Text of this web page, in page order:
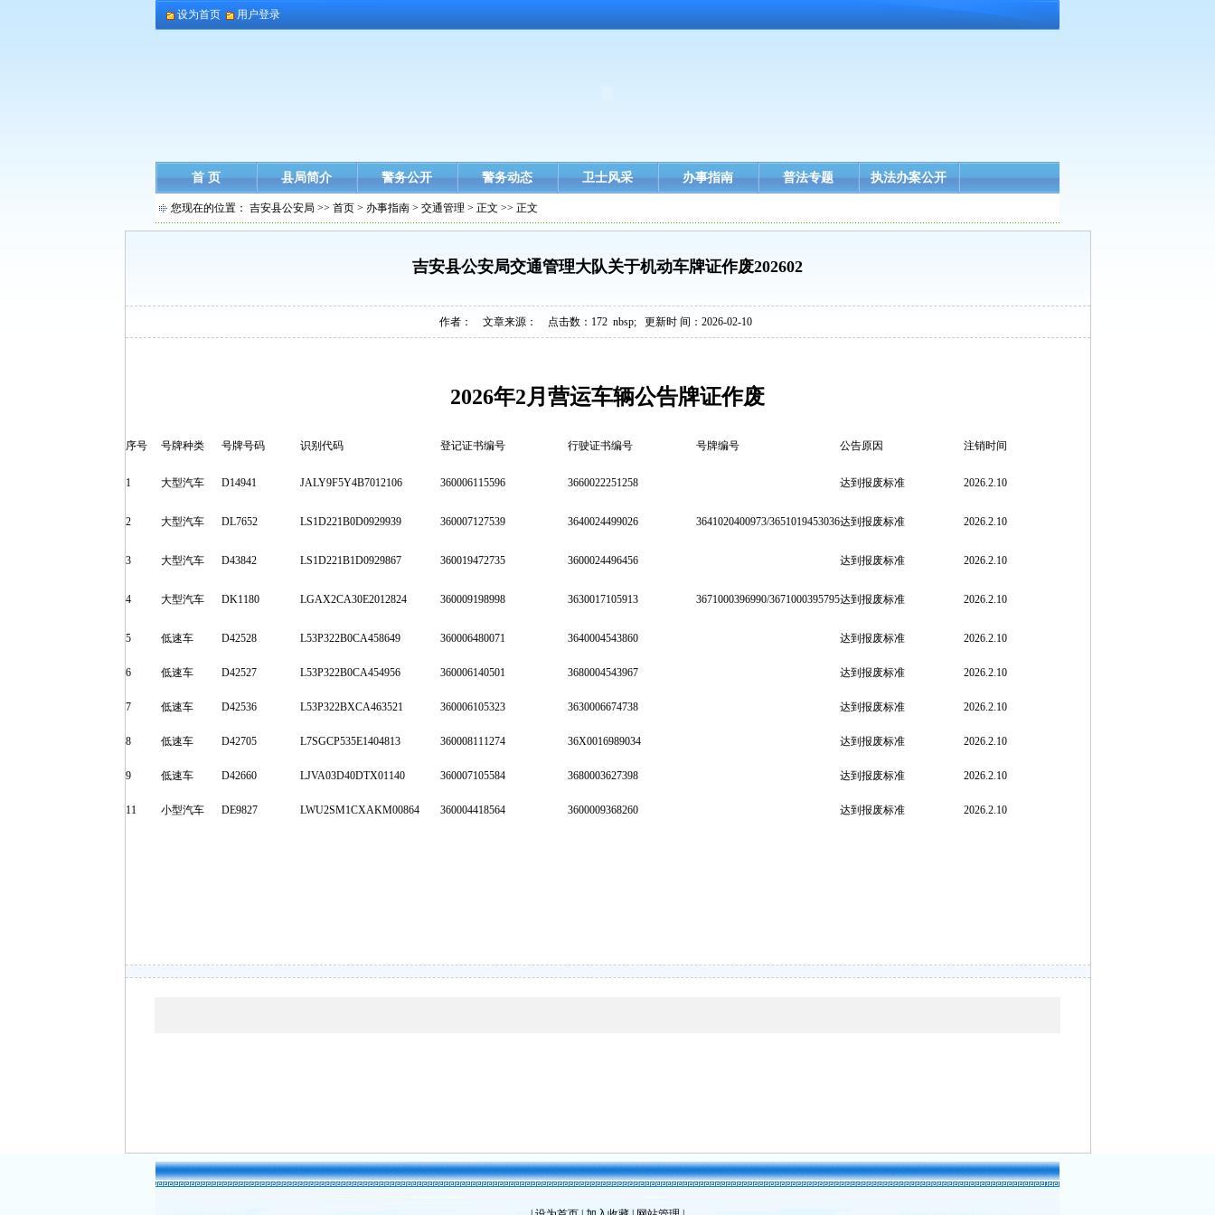
设为首页 用户登录
首 页 县局简介 警务公开 警务动态 卫士风采 办事指南 普法专题 执法办案公开
您现在的位置： 吉安县公安局 >> 首页 > 办事指南 > 交通管理 > 正文 >> 正文
吉安县公安局交通管理大队关于机动车牌证作废202602
作者： 文章来源： 点击数： 172 nbsp; 更新时 间：2026-02-10
2026年2月营运车辆公告牌证作废
序号 号牌种类 号牌号码 识别代码 登记证书编号 行驶证书编号 号牌编号 公告原因 注销时间
1 大型汽车 D14941 JALY9F5Y4B7012106 360006115596 3660022251258 达到报废标准 2026.2.10
2 大型汽车 DL7652 LS1D221B0D0929939 360007127539 3640024499026 3641020400973/3651019453036达到报废标准 2026.2.10
3 大型汽车 D43842 LS1D221B1D0929867 360019472735 3600024496456 达到报废标准 2026.2.10
4 大型汽车 DK1180 LGAX2CA30E2012824 360009198998 3630017105913 3671000396990/3671000395795达到报废标准 2026.2.10
5 低速车 D42528 L53P322B0CA458649 360006480071 3640004543860 达到报废标准 2026.2.10
6 低速车 D42527 L53P322B0CA454956 360006140501 3680004543967 达到报废标准 2026.2.10
7 低速车 D42536 L53P322BXCA463521 360006105323 3630006674738 达到报废标准 2026.2.10
8 低速车 D42705 L7SGCP535E1404813 360008111274 36X0016989034 达到报废标准 2026.2.10
9 低速车 D42660 LJVA03D40DTX01140 360007105584 3680003627398 达到报废标准 2026.2.10
11 小型汽车 DE9827 LWU2SM1CXAKM00864 360004418564 3600009368260 达到报废标准 2026.2.10